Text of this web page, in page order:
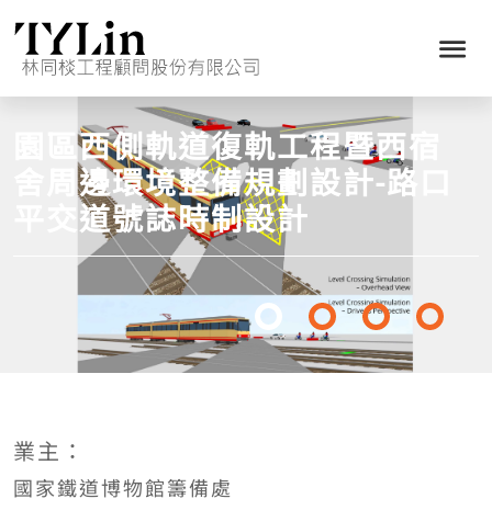
園區西側軌道復軌工程暨西宿
舍周邊環境整備規劃設計-路口
平交道號誌時制設計
業主：
國家鐵道博物館籌備處